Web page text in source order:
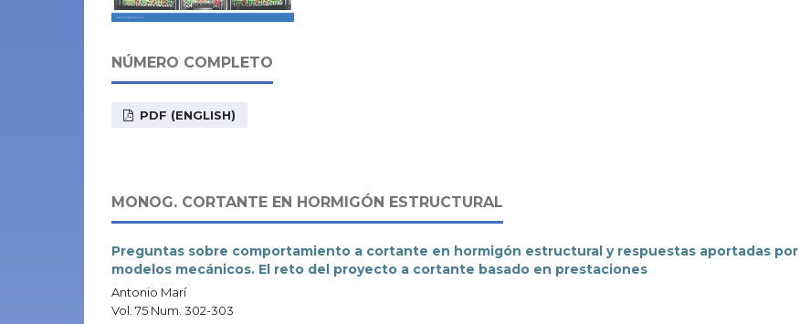
NÚMERO COMPLETO
PDF (ENGLISH)
MONOG. CORTANTE EN HORMIGÓN ESTRUCTURAL
Preguntas sobre comportamiento a cortante en hormigón estructural y respuestas aportadas por
modelos mecánicos. El reto del proyecto a cortante basado en prestaciones
Antonio Marí
Vol. 75 Num. 302-303